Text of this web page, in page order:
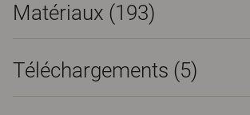
Matériaux (193)
Téléchargements (5)